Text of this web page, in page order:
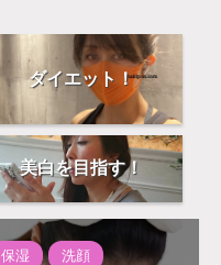
ダイエット！
美白を目指す！
保湿 洗顔